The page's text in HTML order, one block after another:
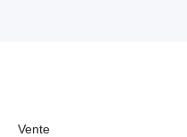
Vente